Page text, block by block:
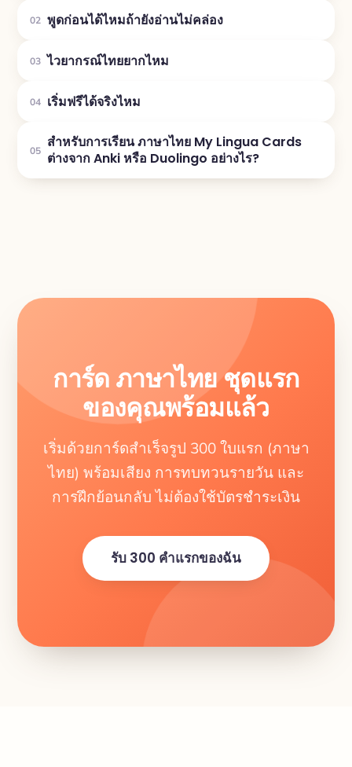
02 พูดก่อนได้ไหมถ้ายังอ่านไม่คล่อง
03 ไวยากรณ์ไทยยากไหม
04 เริ่มฟรีได้จริงไหม
05 สำหรับการเรียน ภาษาไทย My Lingua Cards
ต่างจาก Anki หรือ Duolingo อย่างไร?
การ์ด ภาษาไทย ชุดแรก
ของคุณพร้อมแล้ว
เริ่มด้วยการ์ดสำเร็จรูป 300 ใบแรก (ภาษา
ไทย) พร้อมเสียง การทบทวนรายวัน และ
การฝึกย้อนกลับ ไม่ต้องใช้บัตรชำระเงิน
รับ 300 คำแรกของฉัน